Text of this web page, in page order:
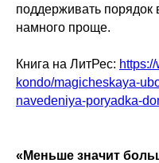
поддерживать
намного проще.
Книга на ЛитРес:
kondo/magicheskaya-
navedeniya-poryadka-
«Меньше значит